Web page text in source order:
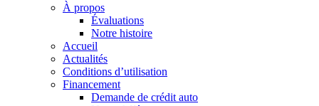
À propos
Évaluations
Notre histoire
Accueil
Actualités
Conditions d’utilisation
Financement
Demande de crédit auto